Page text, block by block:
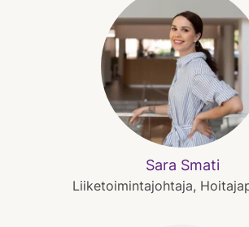
Sara Smati
Liiketoimintajohtaja,